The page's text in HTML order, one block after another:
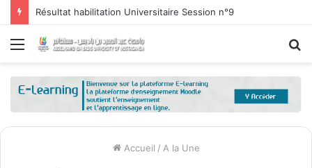
Résultat habilitation Universitaire Session n°9
Menu
Accueil / A la Une